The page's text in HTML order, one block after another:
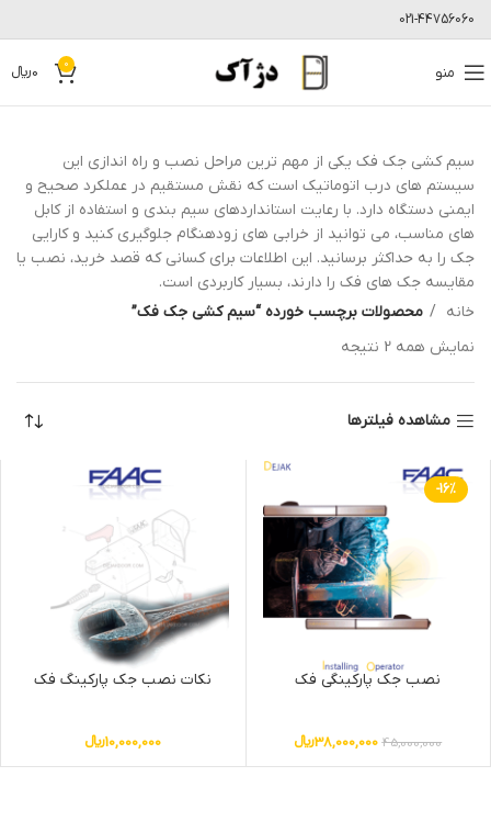
021-44756060
منو 0
0﷼
سیم کشی جک فک یکی از مهم ترین مراحل نصب و راه اندازی این
سیستم های درب اتوماتیک است که نقش مستقیم در عملکرد صحیح و
ایمنی دستگاه دارد. با رعایت استانداردهای سیم بندی و استفاده از کابل
های مناسب، می توانید از خرابی های زودهنگام جلوگیری کنید و کارایی
جک را به حداکثر برسانید. این اطلاعات برای کسانی که قصد خرید، نصب یا
مقایسه جک های فک را دارند، بسیار کاربردی است.
خانه
محصولات برچسب خورده “سیم کشی جک فک”
نمایش همه 2 نتیجه
مشاهده فیلترها
-16%
نصب جک پارکینگی فک
45,000,000
38,000,000﷼
نکات نصب جک پارکینگ فک
10,000,000﷼